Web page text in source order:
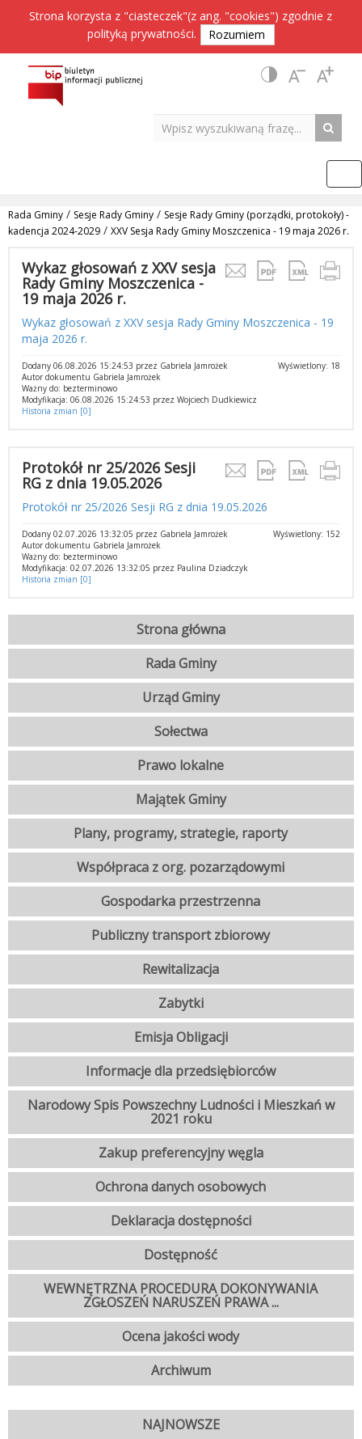
Strona korzysta z "ciasteczek"(z ang. "cookies") zgodnie z
polityką prywatności. Rozumiem
Rada Gminy / Sesje Rady Gminy / Sesje Rady Gminy (porządki, protokoły) -
kadencja 2024-2029 / XXV Sesja Rady Gminy Moszczenica - 19 maja 2026 r.
Wykaz głosowań z XXV sesja
Rady Gminy Moszczenica -
19 maja 2026 r.
Wykaz głosowań z XXV sesja Rady Gminy Moszczenica - 19
maja 2026 r.
Wyświetlony: 18
Dodany 06.08.2026 15:24:53 przez Gabriela Jamrożek
Autor dokumentu Gabriela Jamrożek
Ważny do: bezterminowo
Modyfikacja: 06.08.2026 15:24:53 przez Wojciech Dudkiewicz
Historia zmian [0]
Protokół nr 25/2026 Sesji
RG z dnia 19.05.2026
Protokół nr 25/2026 Sesji RG z dnia 19.05.2026
Wyświetlony: 152
Dodany 02.07.2026 13:32:05 przez Gabriela Jamrożek
Autor dokumentu Gabriela Jamrożek
Ważny do: bezterminowo
Modyfikacja: 02.07.2026 13:32:05 przez Paulina Dziadczyk
Historia zmian [0]
Strona główna
Rada Gminy
Urząd Gminy
Sołectwa
Prawo lokalne
Majątek Gminy
Plany, programy, strategie, raporty
Współpraca z org. pozarządowymi
Gospodarka przestrzenna
Publiczny transport zbiorowy
Rewitalizacja
Zabytki
Emisja Obligacji
Informacje dla przedsiębiorców
Narodowy Spis Powszechny Ludności i Mieszkań w
2021 roku
Zakup preferencyjny węgla
Ochrona danych osobowych
Deklaracja dostępności
Dostępność
WEWNĘTRZNA PROCEDURA DOKONYWANIA
ZGŁOSZEŃ NARUSZEŃ PRAWA ...
Ocena jakości wody
Archiwum
NAJNOWSZE